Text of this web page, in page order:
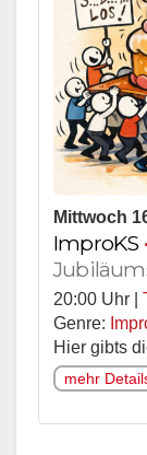
Mittwoch
ImproKS •
20:00 Uhr |
Genre:
Hier gibts
mehr